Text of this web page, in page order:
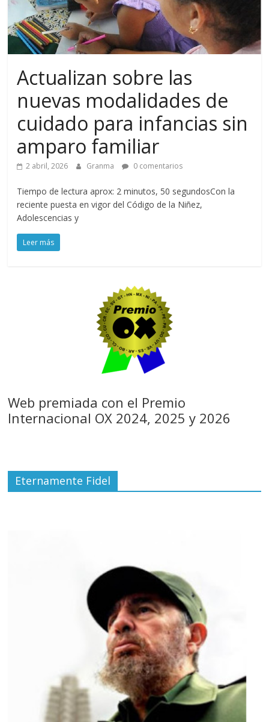
Actualizan sobre las
nuevas modalidades de
cuidado para infancias sin
amparo familiar
2 abril, 2026 Granma 0 comentarios
Tiempo de lectura aprox: 2 minutos, 50 segundosCon la
reciente puesta en vigor del Código de la Niñez,
Adolescencias y
Leer más
Web premiada con el Premio
Internacional OX 2024, 2025 y 2026
Eternamente Fidel